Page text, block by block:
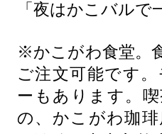
「夜はかこバルで
※かこがわ食堂。
ご注文可能です
ーもあります。
の、かこがわ珈